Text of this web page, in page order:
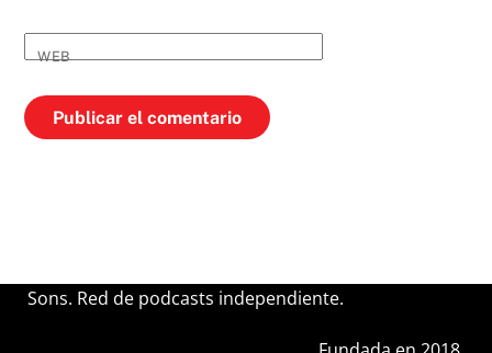
WEB
Sons. Red de podcasts independiente.